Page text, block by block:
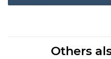
Others